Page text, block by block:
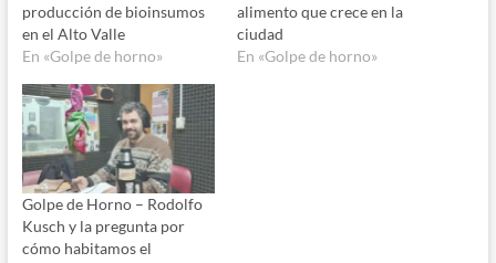
producción de bioinsumos
en el Alto Valle
En «Golpe de horno»
alimento que crece en la
ciudad
En «Golpe de horno»
Golpe de Horno – Rodolfo
Kusch y la pregunta por
cómo habitamos el